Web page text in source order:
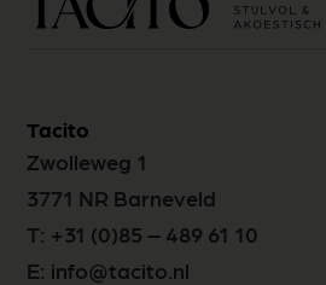
Tacito
Zwolleweg 1
3771 NR Barneveld
T: +31 (0)85 – 489 61 10
E: info@tacito.nl